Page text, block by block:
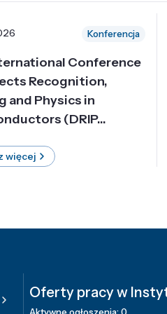
Konferencja
Conference
Recognition,
and Physics in
(DRIP...
więcej
Oferty pracy w
Aktywne ogłoszenia: 0